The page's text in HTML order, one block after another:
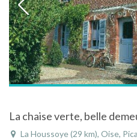
La Houssoye (29 km), Oise,